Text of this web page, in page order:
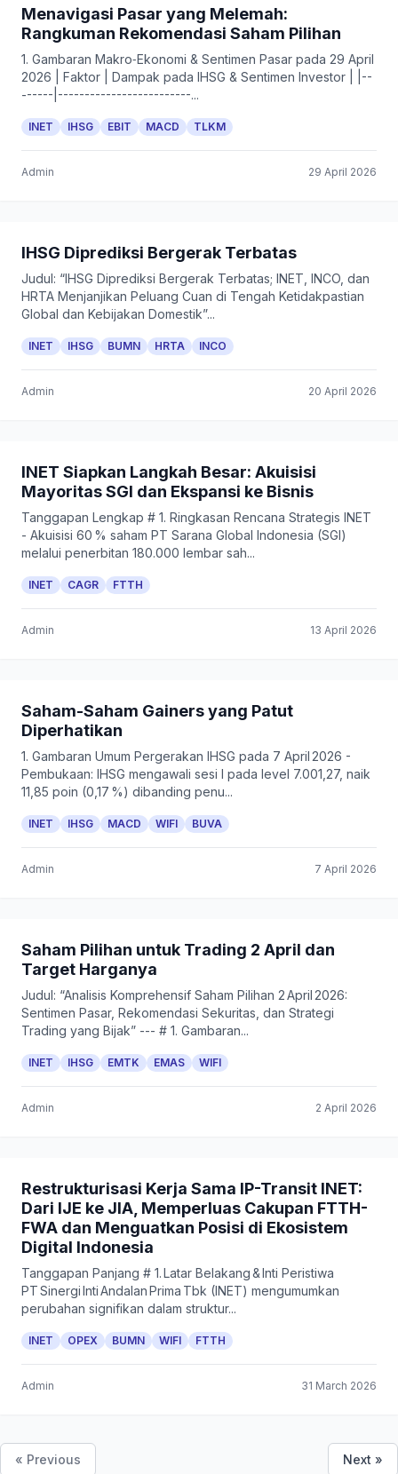
Menavigasi Pasar yang Melemah:
Rangkuman Rekomendasi Saham Pilihan
1. Gambaran Makro‑Ekonomi & Sentimen Pasar pada 29 April
2026 | Faktor | Dampak pada IHSG & Sentimen Investor | |--
------|-------------------------...
INET IHSG EBIT MACD TLKM
Admin 29 April 2026
IHSG Diprediksi Bergerak Terbatas
Judul: “IHSG Diprediksi Bergerak Terbatas; INET, INCO, dan
HRTA Menjanjikan Peluang Cuan di Tengah Ketidakpastian
Global dan Kebijakan Domestik”...
INET IHSG BUMN HRTA INCO
Admin 20 April 2026
INET Siapkan Langkah Besar: Akuisisi
Mayoritas SGI dan Ekspansi ke Bisnis
Tanggapan Lengkap # 1. Ringkasan Rencana Strategis INET
- Akuisisi 60 % saham PT Sarana Global Indonesia (SGI)
melalui penerbitan 180.000 lembar sah...
INET CAGR FTTH
Admin 13 April 2026
Saham-Saham Gainers yang Patut
Diperhatikan
1. Gambaran Umum Pergerakan IHSG pada 7 April 2026 -
Pembukaan: IHSG mengawali sesi I pada level 7.001,27, naik
11,85 poin (0,17 %) dibanding penu...
INET IHSG MACD WIFI BUVA
Admin 7 April 2026
Saham Pilihan untuk Trading 2 April dan
Target Harganya
Judul: “Analisis Komprehensif Saham Pilihan 2 April 2026:
Sentimen Pasar, Rekomendasi Sekuritas, dan Strategi
Trading yang Bijak” --- # 1. Gambaran...
INET IHSG EMTK EMAS WIFI
Admin 2 April 2026
Restrukturisasi Kerja Sama IP-Transit INET:
Dari IJE ke JIA, Memperluas Cakupan FTTH-
FWA dan Menguatkan Posisi di Ekosistem
Digital Indonesia
Tanggapan Panjang # 1. Latar Belakang & Inti Peristiwa
PT Sinergi Inti Andalan Prima Tbk (INET) mengumumkan
perubahan signifikan dalam struktur...
INET OPEX BUMN WIFI FTTH
Admin 31 March 2026
« Previous Next »